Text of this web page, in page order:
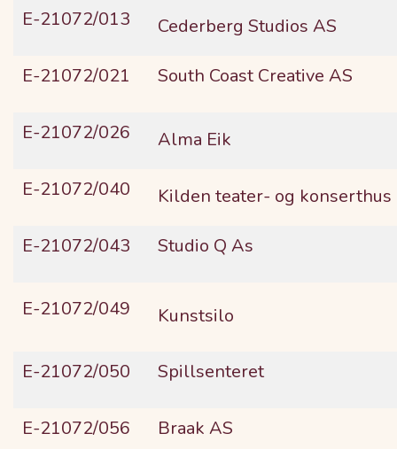
E-21072/013 Cederberg Studios AS
E-21072/021 South Coast Creative AS
E-21072/026 Alma Eik
E-21072/040 Kilden teater- og konserthus
E-21072/043 Studio Q As
E-21072/049 Kunstsilo
E-21072/050 Spillsenteret
E-21072/056 Braak AS